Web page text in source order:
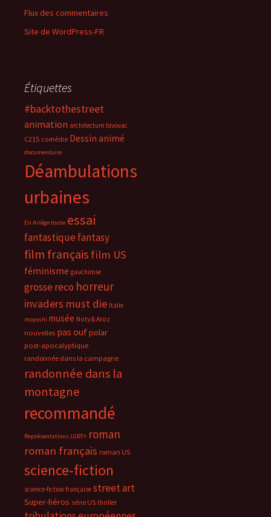
Flux des commentaires
Site de WordPress-FR
Étiquettes
#backtothestreet
animation architecture bivouac
C215 comédie Dessin animé
documentaire
Déambulations
urbaines
En Ariège toute essai
fantastiquefantasy
film français film US
féminisme gauchimse
grosse reco horreur
invaders must die Italie
moyoshi musée Noty & Aroz
nouvelles pas oufpolar
post-apocalyptique
randonnée dans la campagne
randonnée dans la
montagne
recommandé
Représentations LGBT+ roman
roman français roman US
science-fiction
science-fiction française street art
Super-héros série US thriller